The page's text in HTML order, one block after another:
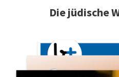
Die jüdische